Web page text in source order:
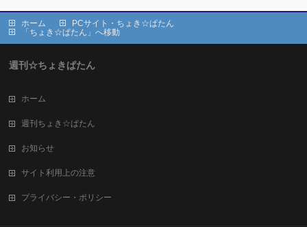
ホーム
PCサイト・ちょき☆ぱたん
「ちょき☆ぱたん」へ移動
週刊☆ちょきぱたん
ホーム
週刊ちょき☆ぱたん
お知らせ
サイト利用上の注意
プライバシー・ポリシー